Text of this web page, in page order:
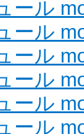
ール
ール
ール
ール
ール
ール